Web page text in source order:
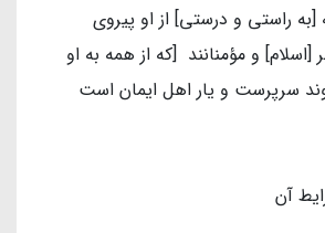
راستی و درستی] از او پیروی
[اسلام] و مؤمنانند [که از همه به او
سرپرست و یار اهل ایمان است
آن